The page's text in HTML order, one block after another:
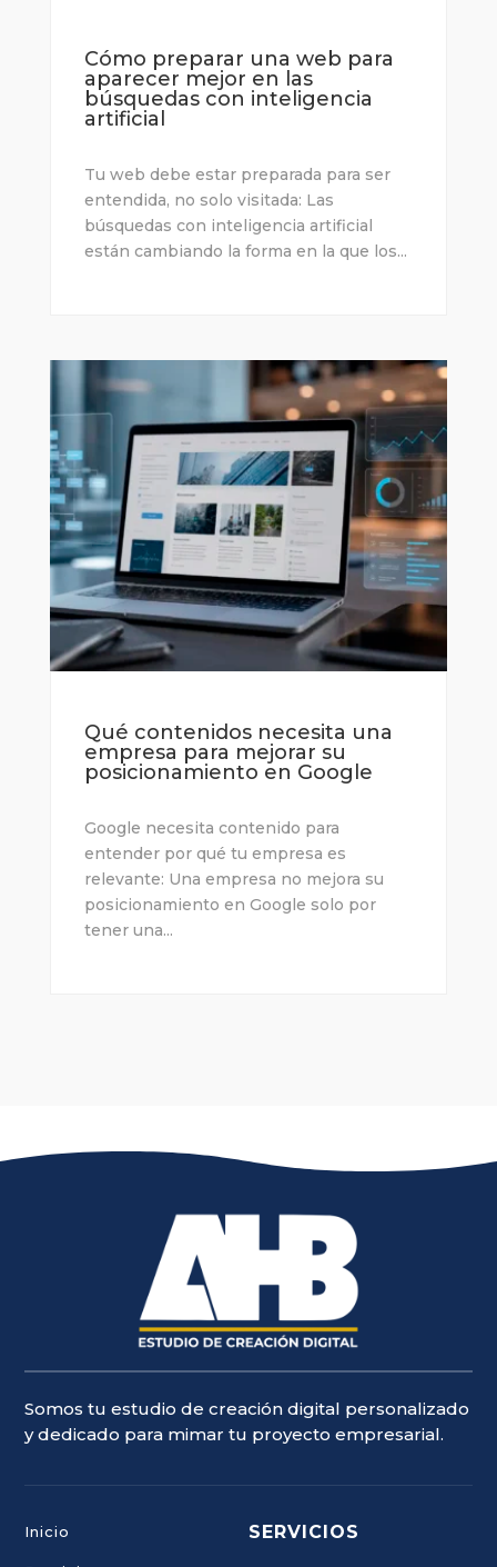
Cómo preparar una web para
aparecer mejor en las
búsquedas con inteligencia
artificial
Tu web debe estar preparada para ser
entendida, no solo visitada: Las
búsquedas con inteligencia artificial
están cambiando la forma en la que los...
Qué contenidos necesita una
empresa para mejorar su
posicionamiento en Google
Google necesita contenido para
entender por qué tu empresa es
relevante: Una empresa no mejora su
posicionamiento en Google solo por
tener una...
Somos tu estudio de creación digital personalizado
y dedicado para mimar tu proyecto empresarial.
Inicio SERVICIOS